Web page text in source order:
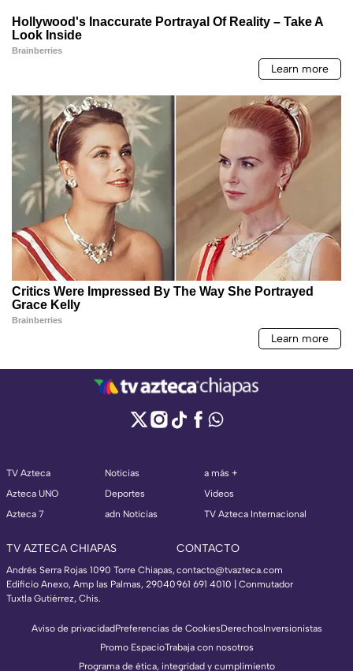
TV Azteca
Azteca UNO
Azteca 7
Noticias
Deportes
adn Noticias
a más +
Videos
TV Azteca Internacional
TV AZTECA CHIAPAS
Andrés Serra Rojas 1090 Torre Chiapas,
Edificio Anexo, Amp las Palmas, 29040
Tuxtla Gutiérrez, Chis.
CONTACTO
contacto@tvazteca.com
961 691 4010 | Conmutador
Aviso de privacidadPreferencias de CookiesDerechosInversionistas
Promo EspacioTrabaja con nosotros
Programa de ética, integridad y cumplimiento